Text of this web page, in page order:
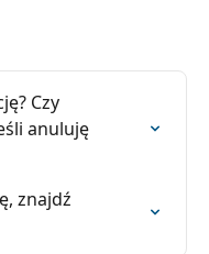
Czy
anuluję
znajdź